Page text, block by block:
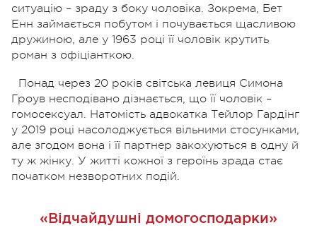
ситуацію – зраду з боку чоловіка. Зокрема, Бет
Енн займається побутом і почувається щасливою
дружиною, але у 1963 році її чоловік крутить
роман з офіціанткою.
Понад через 20 років світська левиця Симона
Гроув несподівано дізнається, що її чоловік –
гомосексуал. Натомість адвокатка Тейлор Гардінг
у 2019 році насолоджується вільними стосунками,
але згодом вона і її партнер закохуються в одну й
ту ж жінку. У житті кожної з героїнь зрада стає
початком незворотних подій.
«Відчайдушні домогосподарки»